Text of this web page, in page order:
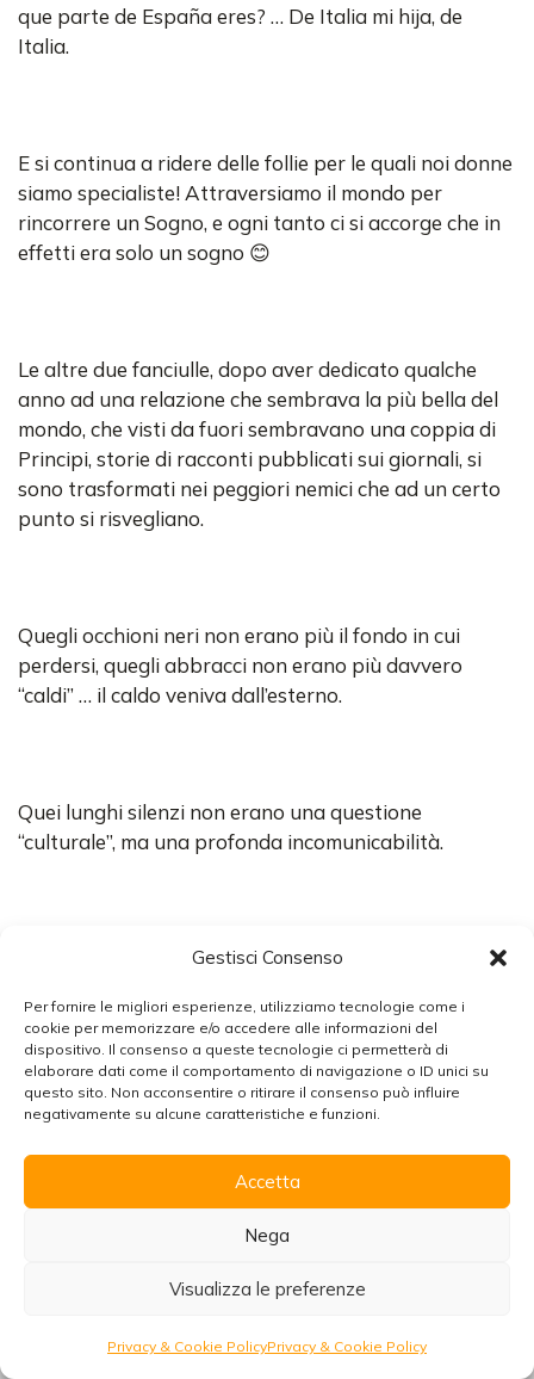
Gestisci Consenso
Per fornire le migliori esperienze, utilizziamo tecnologie come i
cookie per memorizzare e/o accedere alle informazioni del
dispositivo. Il consenso a queste tecnologie ci permetterà di
elaborare dati come il comportamento di navigazione o ID unici su
questo sito. Non acconsentire o ritirare il consenso può influire
negativamente su alcune caratteristiche e funzioni.
Accetta
Nega
Visualizza le preferenze
Privacy & Cookie PolicyPrivacy & Cookie Policy
que parte de España eres? … De Italia mi hija, de
Italia.
E si continua a ridere delle follie per le quali noi donne
siamo specialiste! Attraversiamo il mondo per
rincorrere un Sogno, e ogni tanto ci si accorge che in
effetti era solo un sogno 😊
Le altre due fanciulle, dopo aver dedicato qualche
anno ad una relazione che sembrava la più bella del
mondo, che visti da fuori sembravano una coppia di
Principi, storie di racconti pubblicati sui giornali, si
sono trasformati nei peggiori nemici che ad un certo
punto si risvegliano.
Quegli occhioni neri non erano più il fondo in cui
perdersi, quegli abbracci non erano più davvero
“caldi” … il caldo veniva dall’esterno.
Quei lunghi silenzi non erano una questione
“culturale”, ma una profonda incomunicabilità.
Ma sono tante anche le storie di chi il sogno
coesione della famiglia che – ancorché tradizionale –
si è stretta intorno all’Amore, mettendo avanti a
tutto il desiderio del proprio figlio.
Richiedi preventivo
Organizzare un viaggio in Marocco
viaggiare senza pensieri!
Scarica